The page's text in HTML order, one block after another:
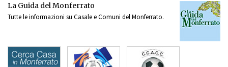
La Guida del Monferrato
Tutte le informazioni su Casale e Comuni del Monferrato.